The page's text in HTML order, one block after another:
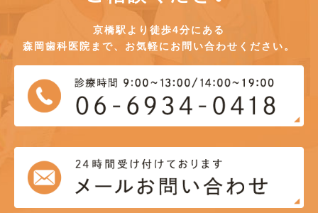
京橋駅より徒歩4分にある
森岡歯科医院まで、お気軽にお問い合わせください。